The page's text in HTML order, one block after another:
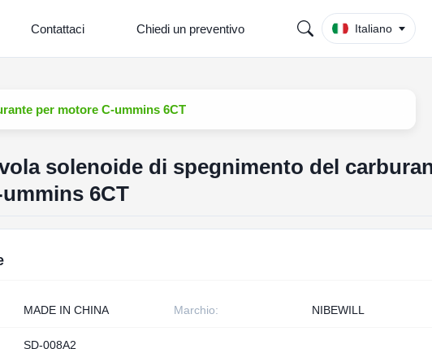
Contattaci Chiedi un preventivo Italiano
per motore C-ummins 6CT
solenoide di spegnimento del
6CT
MADE IN CHINA Marchio: NIBEWILL
SD-008A2